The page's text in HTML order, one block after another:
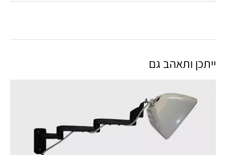
ייתכן ותאהב גם